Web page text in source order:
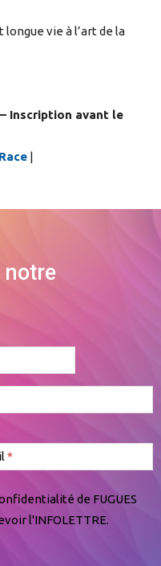
vie à l’art de la
Inscription avant le
|
notre
de FUGUES
l'INFOLETTRE.